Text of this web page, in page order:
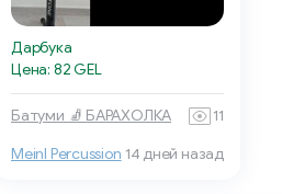
Дарбука
Цена: 82 GEL
Батуми 🧦 БАРАХОЛКА 11
Meinl Percussion 14 дней назад